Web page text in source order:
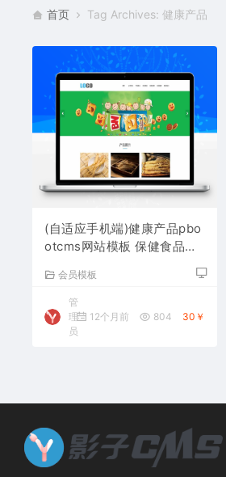
首页 Tag Archives: 健康产品
(自适应手机端)健康产品pbo
otcms网站模板 保健食品网
会员模板
管
理
员
12个月前 804 30￥